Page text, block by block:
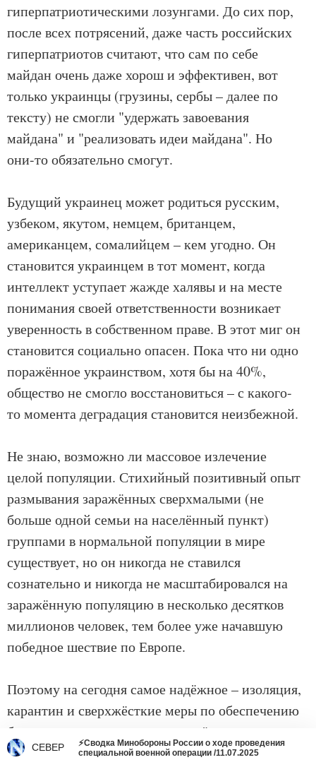
CEВЕР
⚡Cводка Минобороны России о ходе проведения
специальной военной операции /11.07.2025
гиперпатриотическими лозунгами. До сих пор,
после всех потрясений, даже часть российских
гиперпатриотов считают, что сам по себе
майдан очень даже хорош и эффективен, вот
только украинцы (грузины, сербы – далее по
тексту) не смогли "удержать завоевания
майдана" и "реализовать идеи майдана". Но
они-то обязательно смогут.
Будущий украинец может родиться русским,
узбеком, якутом, немцем, британцем,
американцем, сомалийцем – кем угодно. Он
становится украинцем в тот момент, когда
интеллект уступает жажде халявы и на месте
понимания своей ответственности возникает
уверенность в собственном праве. В этот миг он
становится социально опасен. Пока что ни одно
поражённое украинством, хотя бы на 40%,
общество не смогло восстановиться – с какого-
то момента деградация становится неизбежной.
Не знаю, возможно ли массовое излечение
целой популяции. Стихийный позитивный опыт
размывания заражённых сверхмалыми (не
больше одной семьи на населённый пункт)
группами в нормальной популяции в мире
существует, но он никогда не ставился
сознательно и никогда не масштабировался на
заражённую популяцию в несколько десятков
миллионов человек, тем более уже начавшую
победное шествие по Европе.
Поэтому на сегодня самое надёжное – изоляция,
карантин и сверхжёсткие меры по обеспечению
безопасности контактов с заражёнными.
Болезнь коварна, всего несколько лет назад тот